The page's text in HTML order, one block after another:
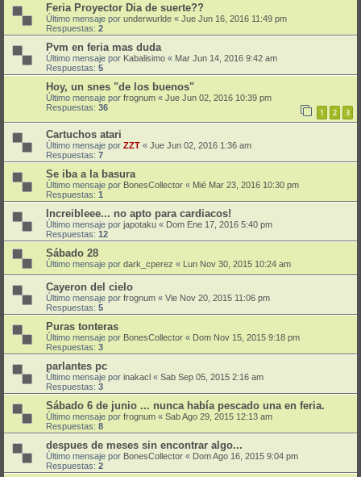
Feria Proyector Dia de suerte??
Último mensaje por underwurlde « Jue Jun 16, 2016 11:49 pm
Respuestas: 2
Pvm en feria mas duda
Último mensaje por Kabalisimo « Mar Jun 14, 2016 9:42 am
Respuestas: 5
Hoy, un snes "de los buenos"
Último mensaje por frognum « Jue Jun 02, 2016 10:39 pm
Respuestas: 36 1 2 3
Cartuchos atari
Último mensaje por ZZT « Jue Jun 02, 2016 1:36 am
Respuestas: 7
Se iba a la basura
Último mensaje por BonesCollector « Mié Mar 23, 2016 10:30 pm
Respuestas: 1
Increibleee... no apto para cardiacos!
Último mensaje por japotaku « Dom Ene 17, 2016 5:40 pm
Respuestas: 12
Sábado 28
Último mensaje por dark_cperez « Lun Nov 30, 2015 10:24 am
Cayeron del cielo
Último mensaje por frognum « Vie Nov 20, 2015 11:06 pm
Respuestas: 5
Puras tonteras
Último mensaje por BonesCollector « Dom Nov 15, 2015 9:18 pm
Respuestas: 3
parlantes pc
Último mensaje por inakacl « Sab Sep 05, 2015 2:16 am
Respuestas: 3
Sábado 6 de junio ... nunca había pescado una en feria.
Último mensaje por frognum « Sab Ago 29, 2015 12:13 am
Respuestas: 8
despues de meses sin encontrar algo...
Último mensaje por BonesCollector « Dom Ago 16, 2015 9:04 pm
Respuestas: 2